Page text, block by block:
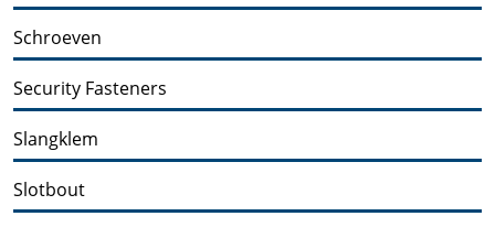
Schroeven
Security Fasteners
Slangklem
Slotbout